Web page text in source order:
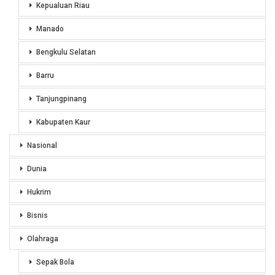
Kepualuan Riau
Manado
Bengkulu Selatan
Barru
Tanjungpinang
Kabupaten Kaur
Nasional
Dunia
Hukrim
Bisnis
Olahraga
Sepak Bola